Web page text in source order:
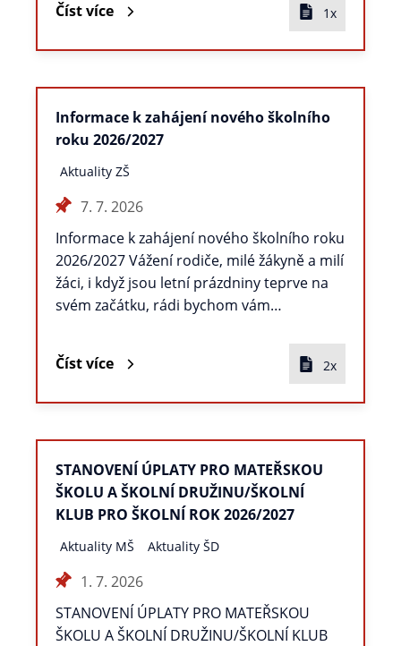
Číst více 1x
Informace k zahájení nového školního
roku 2026/2027
Aktuality ZŠ
7. 7. 2026
Informace k zahájení nového školního roku
2026/2027 Vážení rodiče, milé žákyně a milí
žáci, i když jsou letní prázdniny teprve na
svém začátku, rádi bychom vám…
Číst více 2x
STANOVENÍ ÚPLATY PRO MATEŘSKOU
ŠKOLU A ŠKOLNÍ DRUŽINU/ŠKOLNÍ
KLUB PRO ŠKOLNÍ ROK 2026/2027
Aktuality MŠ Aktuality ŠD
1. 7. 2026
STANOVENÍ ÚPLATY PRO MATEŘSKOU
ŠKOLU A ŠKOLNÍ DRUŽINU/ŠKOLNÍ KLUB